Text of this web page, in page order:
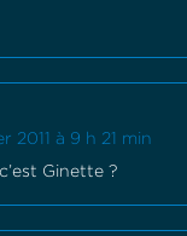
2011 à 9 h 21 min
Ginette ?